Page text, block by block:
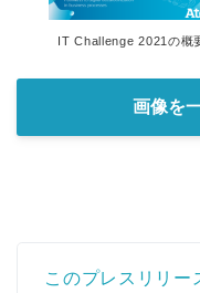
IT Challenge 2021の概
画像を
このプレスリリー